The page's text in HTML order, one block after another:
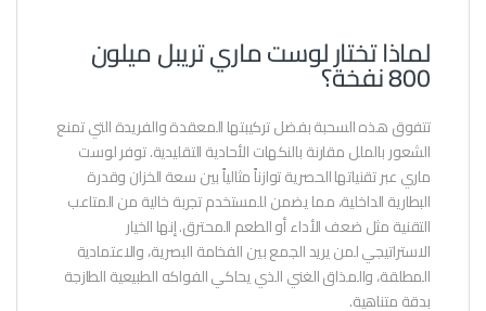
لماذا تختار لوست ماري تريبل ميلون
800 نفخة؟
تتفوق هذه السحبة بفضل تركيبتها المعقدة والفريدة التي تمنع
الشعور بالملل مقارنة بالنكهات الأحادية التقليدية. توفر لوست
ماري عبر تقنياتها الحصرية توازناً مثالياً بين سعة الخزان وقدرة
البطارية الداخلية، مما يضمن للمستخدم تجربة خالية من المتاعب
التقنية مثل ضعف الأداء أو الطعم المحترق. إنها الخيار
الاستراتيجي لمن يريد الجمع بين الفخامة البصرية، والاعتمادية
المطلقة، والمذاق الغني الذي يحاكي الفواكه الطبيعية الطازجة
بدقة متناهية.